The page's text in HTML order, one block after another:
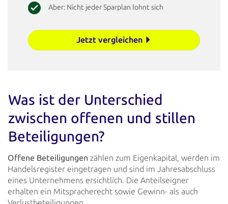
Aber: Nicht jeder Sparplan lohnt sich
Jetzt vergleichen
Was ist der Unterschied
zwischen offenen und stillen
Beteiligungen?
Offene Beteiligungen zählen zum Eigenkapital, werden im
Handelsregister eingetragen und sind im Jahresabschluss
eines Unternehmens ersichtlich. Die Anteilseigner
erhalten ein Mitspracherecht sowie Gewinn- als auch